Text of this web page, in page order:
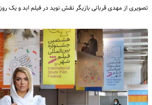
تصویری از مهدی قربانی بازیگر نقش نوید در فیلم ابد و یک